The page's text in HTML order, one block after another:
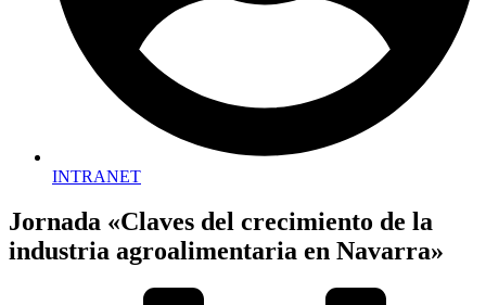
INTRANET
Jornada «Claves del crecimiento de la
industria agroalimentaria en Navarra»